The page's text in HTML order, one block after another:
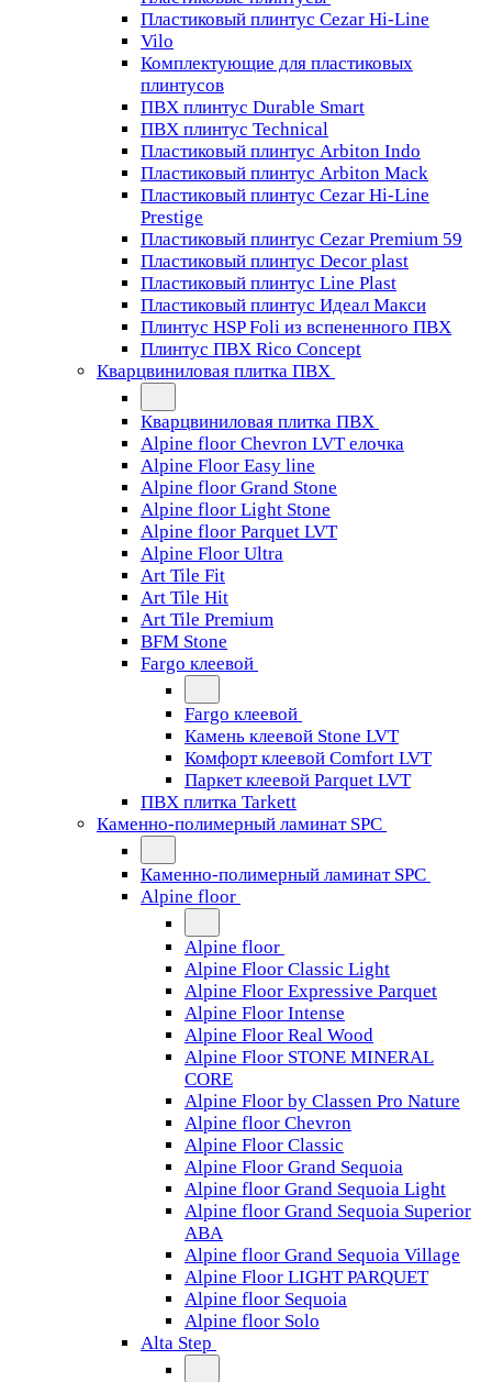
Пластиковый плинтус Cezar Hi-Line
Vilo
Комплектующие для пластиковых
плинтусов
ПВХ плинтус Durable Smart
ПВХ плинтус Technical
Пластиковый плинтус Arbiton Indo
Пластиковый плинтус Arbiton Mack
Пластиковый плинтус Cezar Hi-Line
Prestige
Пластиковый плинтус Cezar Premium 59
Пластиковый плинтус Decor plast
Пластиковый плинтус Line Plast
Пластиковый плинтус Идеал Макси
Плинтус HSP Foli из вспененного ПВХ
Плинтус ПВХ Rico Concept
Кварцвиниловая плитка ПВХ
Кварцвиниловая плитка ПВХ
Alpine floor Chevron LVT елочка
Alpine Floor Easy line
Alpine floor Grand Stone
Alpine floor Light Stone
Alpine floor Parquet LVT
Alpine Floor Ultra
Art Tile Fit
Art Tile Hit
Art Tile Premium
BFM Stone
Fargo клеевой
Fargo клеевой
Камень клеевой Stone LVT
Комфорт клеевой Comfort LVT
Паркет клеевой Parquet LVT
ПВХ плитка Tarkett
Каменно-полимерный ламинат SPC
Каменно-полимерный ламинат SPC
Alpine floor
Alpine floor
Alpine Floor Classic Light
Alpine Floor Expressive Parquet
Alpine Floor Intense
Alpine Floor Real Wood
Alpine Floor STONE MINERAL
CORE
Alpine Floor by Classen Pro Nature
Alpine floor Chevron
Alpine Floor Classic
Alpine Floor Grand Sequoia
Alpine floor Grand Sequoia Light
Alpine floor Grand Sequoia Superior
ABA
Alpine floor Grand Sequoia Village
Alpine Floor LIGHT PARQUET
Alpine floor Sequoia
Alpine floor Solo
Alta Step